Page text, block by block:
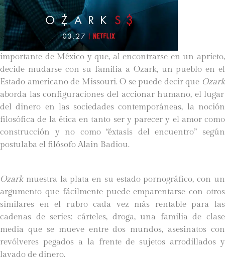
importante de México y que, al encontrarse en un aprieto,
decide mudarse con su familia a Ozark, un pueblo en el
Estado americano de Missouri. O se puede decir que Ozark
aborda las configuraciones del accionar humano, el lugar
del dinero en las sociedades contemporáneas, la noción
filosófica de la ética en tanto ser y parecer y el amor como
construcción y no como “éxtasis del encuentro” según
postulaba el filósofo Alain Badiou.
Ozarkmuestra la plata en su estado pornográfico, con un
argumento que fácilmente puede emparentarse con otros
similares en el rubro cada vez más rentable para las
cadenas de series: cárteles, droga, una familia de clase
media que se mueve entre dos mundos, asesinatos con
revólveres pegados a la frente de sujetos arrodillados y
lavado de dinero.